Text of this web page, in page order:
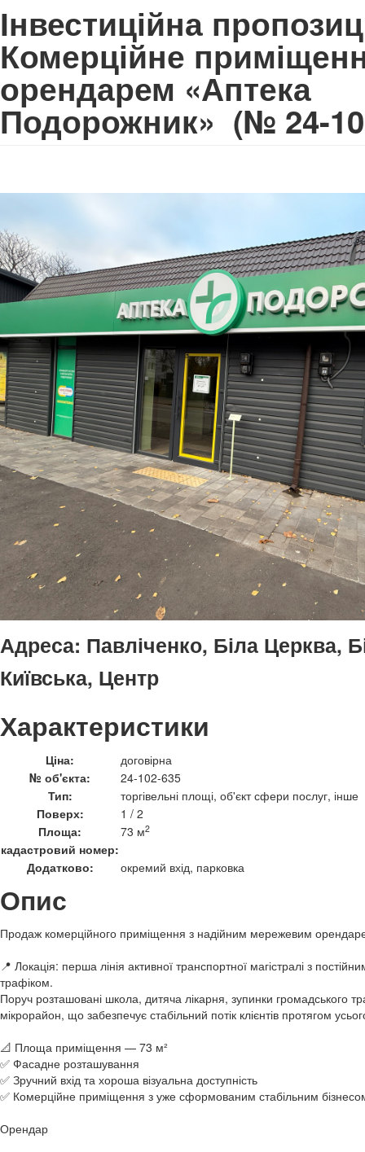
Інвестиційна
Комерційне
орендарем «Аптека
Подорожник» (№ 24-
Адреса: Павліченко, Біла Церква,
Київська, Центр
Характеристики
Ціна:
договірна
№ об'єкта:
24-102-635
Тип:
торгівельні площі, об'єкт сфери послуг, інше
Поверх:
1 / 2
Площа:
73 м2
кадастровий номер:
Додатково:
окремий вхід, парковка
Опис
Продаж комерційного приміщення з надійним мережевим
📍 Локація: перша лінія активної транспортної магістралі з
трафіком.
Поруч розташовані школа, дитяча лікарня, зупинки громадського
мікрорайон, що забезпечує стабільний потік клієнтів протягом
📐 Площа приміщення — 73 м²
✅ Фасадне розташування
✅ Зручний вхід та хороша візуальна доступність
✅ Комерційне приміщення з уже сформованим стабільним
Орендар